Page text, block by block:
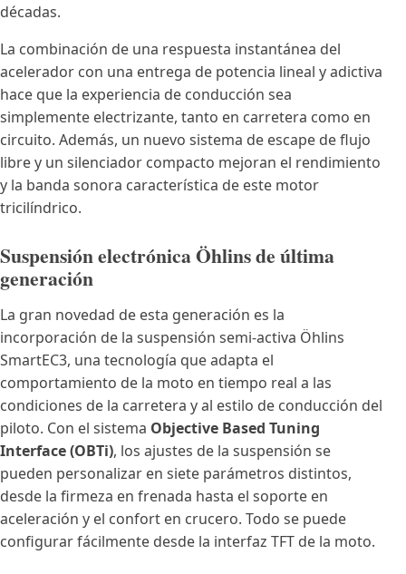
décadas.
La combinación de una respuesta instantánea del
acelerador con una entrega de potencia lineal y adictiva
hace que la experiencia de conducción sea
simplemente electrizante, tanto en carretera como en
circuito. Además, un nuevo sistema de escape de flujo
libre y un silenciador compacto mejoran el rendimiento
y la banda sonora característica de este motor
tricilíndrico.
Suspensión electrónica Öhlins de última
generación
La gran novedad de esta generación es la
incorporación de la suspensión semi-activa Öhlins
SmartEC3, una tecnología que adapta el
comportamiento de la moto en tiempo real a las
condiciones de la carretera y al estilo de conducción del
piloto. Con el sistema Objective Based Tuning
Interface (OBTi), los ajustes de la suspensión se
pueden personalizar en siete parámetros distintos,
desde la firmeza en frenada hasta el soporte en
aceleración y el confort en crucero. Todo se puede
configurar fácilmente desde la interfaz TFT de la moto.